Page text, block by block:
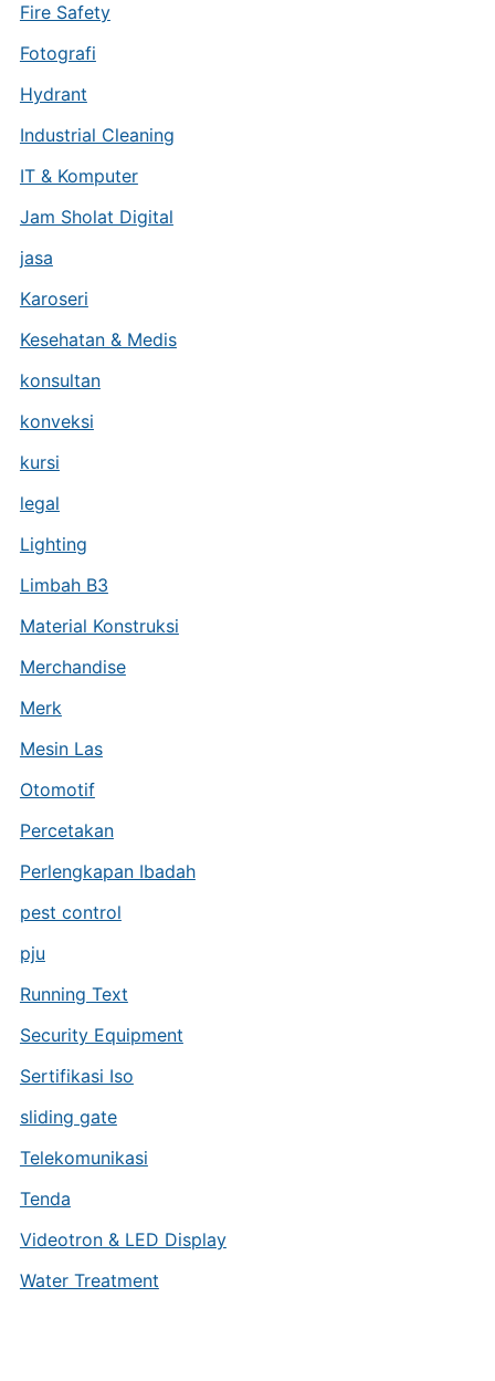
Fire Safety
Fotografi
Hydrant
Industrial Cleaning
IT & Komputer
Jam Sholat Digital
jasa
Karoseri
Kesehatan & Medis
konsultan
konveksi
kursi
legal
Lighting
Limbah B3
Material Konstruksi
Merchandise
Merk
Mesin Las
Otomotif
Percetakan
Perlengkapan Ibadah
pest control
pju
Running Text
Security Equipment
Sertifikasi Iso
sliding gate
Telekomunikasi
Tenda
Videotron & LED Display
Water Treatment